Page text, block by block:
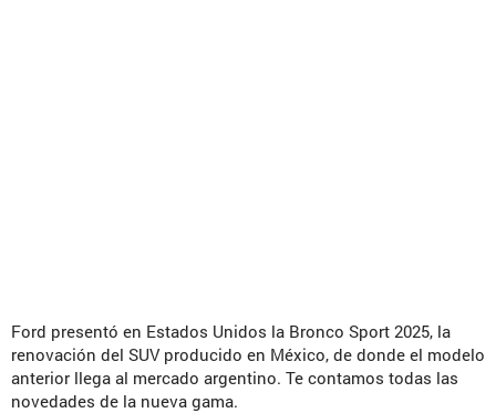
Ford presentó en Estados Unidos la Bronco Sport 2025, la
renovación del SUV producido en México, de donde el modelo
anterior llega al mercado argentino. Te contamos todas las
novedades de la nueva gama.